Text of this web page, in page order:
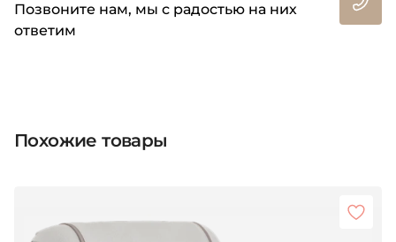
Позвоните нам, мы с радостью на них
ответим
Похожие товары